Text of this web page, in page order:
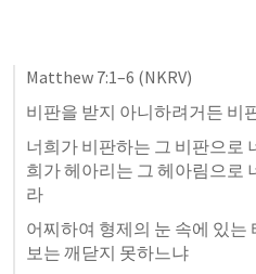
Matthew 7:1–6 (NKRV)
비판을 받지 아니하려거든 비
너희가 비판하는 그 비판으로
희가 헤아리는 그 헤아림으로
라
어찌하여 형제의 눈 속에 있는
보는 깨닫지 못하느냐